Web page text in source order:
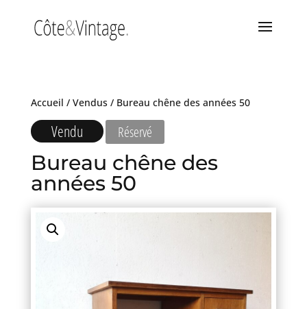
Accueil / Vendus/ Bureau chêne des années 50
Vendu Réservé
Bureau chêne des
années 50